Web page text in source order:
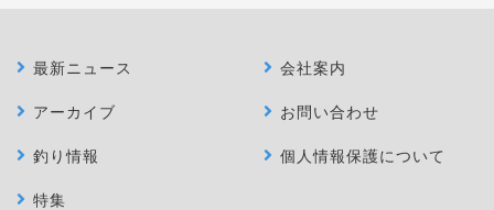
最新ニュース
アーカイブ
釣り情報
特集
会社案内
お問い合わせ
個人情報保護について